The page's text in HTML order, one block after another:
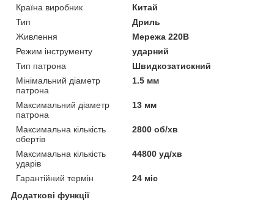
Країна виробник
Китай
Тип
Дриль
Живлення
Мережа 220В
Режим інструменту
ударний
Тип патрона
Швидкозатискний
Мінімальний діаметр
патрона
1.5 мм
Максимальний діаметр
патрона
13 мм
Максимальна кількість
обертів
2800 об/хв
Максимальна кількість
ударів
44800 уд/хв
Гарантійний термін
24 міс
Додаткові функції